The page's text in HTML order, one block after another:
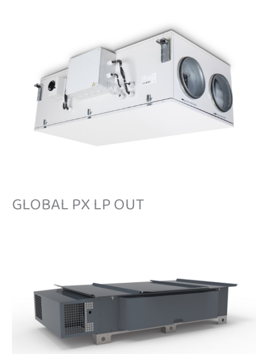
GLOBAL PX LP OUT